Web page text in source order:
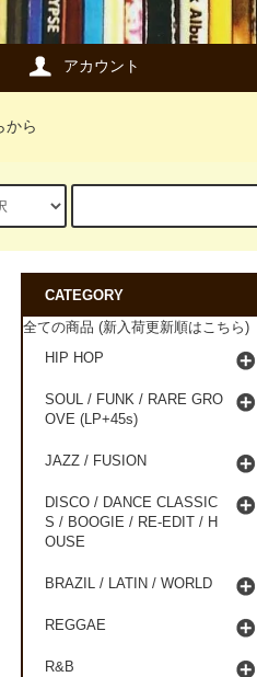
アカウント
から
CATEGORY
全ての商品 (新入荷更新順はこちら)
HIP HOP
SOUL / FUNK / RARE GRO
OVE (LP+45s)
JAZZ / FUSION
DISCO / DANCE CLASSIC
S / BOOGIE / RE-EDIT / H
OUSE
BRAZIL / LATIN / WORLD
REGGAE
R&B